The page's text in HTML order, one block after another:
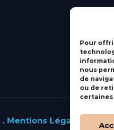
Pour
nous
de
ou de
. Mentions Légales C.G.V